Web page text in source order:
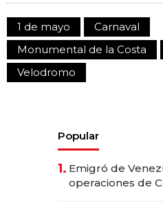
1 de mayo
Carnaval
Monumental de la Costa
Velodromo
Popular
1. Emigró de
operaciones de